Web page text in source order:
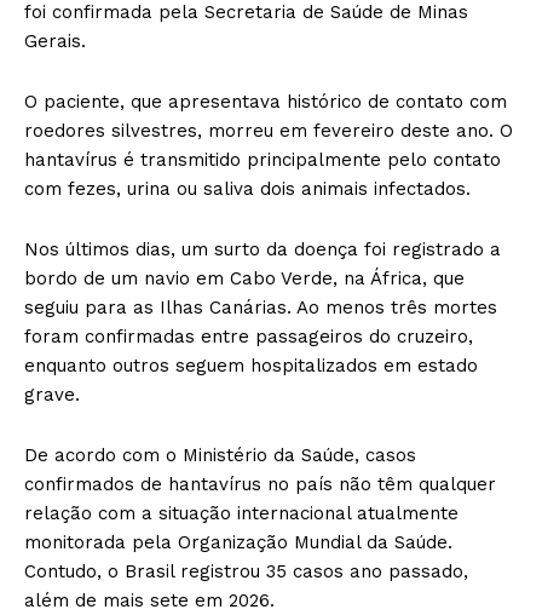
foi confirmada pela Secretaria de Saúde de Minas
Gerais.
O paciente, que apresentava histórico de contato com
roedores silvestres, morreu em fevereiro deste ano. O
hantavírus é transmitido principalmente pelo contato
com fezes, urina ou saliva dois animais infectados.
Nos últimos dias, um surto da doença foi registrado a
bordo de um navio em Cabo Verde, na África, que
seguiu para as Ilhas Canárias. Ao menos três mortes
foram confirmadas entre passageiros do cruzeiro,
enquanto outros seguem hospitalizados em estado
grave.
De acordo com o Ministério da Saúde, casos
confirmados de hantavírus no país não têm qualquer
relação com a situação internacional atualmente
monitorada pela Organização Mundial da Saúde.
Contudo, o Brasil registrou 35 casos ano passado,
além de mais sete em 2026.